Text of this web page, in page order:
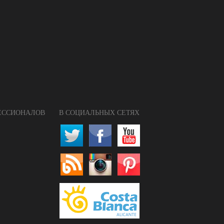
В СОЦИАЛЬНЫХ СЕТЯХ